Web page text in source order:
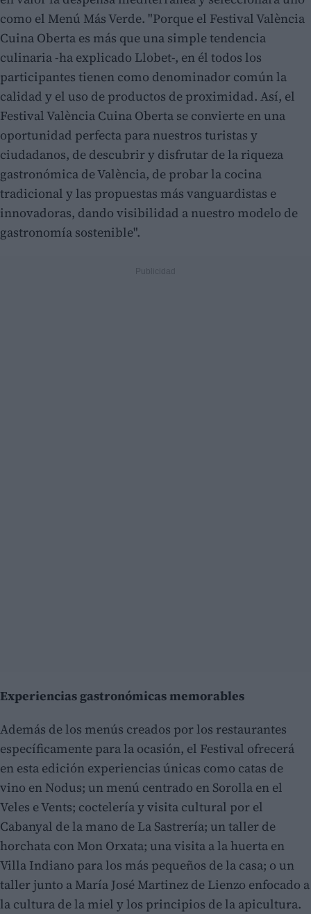
como el Menú Más Verde. "Porque el Festival València
Cuina Oberta es más que una simple tendencia
culinaria -ha explicado Llobet-, en él todos los
participantes tienen como denominador común la
calidad y el uso de productos de proximidad. Así, el
Festival València Cuina Oberta se convierte en una
oportunidad perfecta para nuestros turistas y
ciudadanos, de descubrir y disfrutar de la riqueza
gastronómica de València, de probar la cocina
tradicional y las propuestas más vanguardistas e
innovadoras, dando visibilidad a nuestro modelo de
gastronomía sostenible".
Experiencias gastronómicas memorables
Además de los menús creados por los restaurantes
específicamente para la ocasión, el Festival ofrecerá
en esta edición experiencias únicas como catas de
vino en Nodus; un menú centrado en Sorolla en el
Veles e Vents; coctelería y visita cultural por el
Cabanyal de la mano de La Sastrería; un taller de
horchata con Mon Orxata; una visita a la huerta en
Villa Indiano para los más pequeños de la casa; o un
taller junto a María José Martinez de Lienzo enfocado a
la cultura de la miel y los principios de la apicultura.